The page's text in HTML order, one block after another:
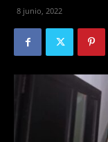
8 junio, 2022